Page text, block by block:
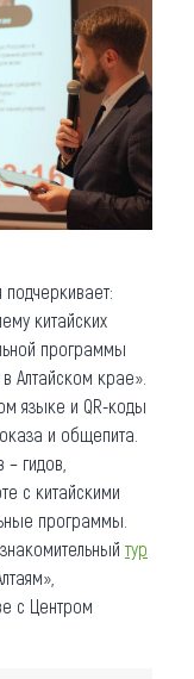
китайских
программы
в Алтайском крае».
языке и QR-коды
и общепита.
гидов,
с китайскими
программы.
тур
с Центром